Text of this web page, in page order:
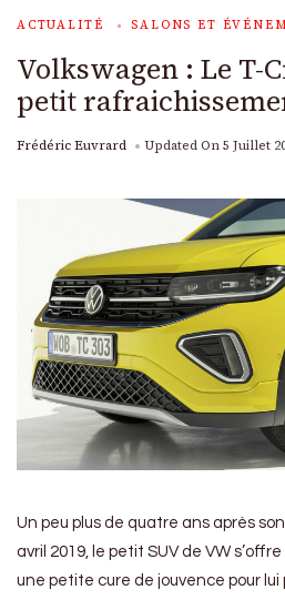
ACTUALITÉ SALONS ET
Volkswagen : Le T-
petit
Frédéric Euvrard Updated On5 Juillet
Un peu plus de quatre ans après
avril 2019, le petit SUV de VW
une petite cure de jouvence pour